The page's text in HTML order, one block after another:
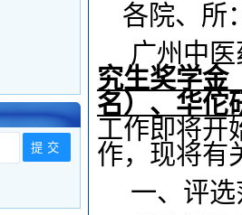
各院、所
广州中
究生奖学金
名）、华佗
工作即将开
作，现将有
一、评